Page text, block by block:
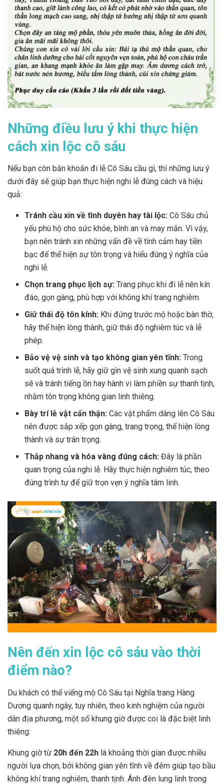
Những điều lưu ý khi thực hiện
cách xin lộc cô sáu
Nếu bạn còn băn khoăn đi lễ Cô Sáu cầu gì, thì những lưu ý
dưới đây sẽ giúp bạn thực hiện nghi lễ đúng cách và hiệu
quả:
Tránh cầu xin về tình duyên hay tài lộc: Cô Sáu chủ
yếu phù hộ cho sức khỏe, bình an và may mắn. Vì vậy,
bạn nên tránh xin những vấn đề về tình cảm hay tiền
bạc để thể hiện sự tôn trọng và hiểu đúng ý nghĩa của
nghi lễ.
Chọn trang phục lịch sự:Trang phục khi đi lễ nên kín
đáo, gọn gàng, phù hợp với không khí trang nghiêm.
Giữ thái độ tôn kính: Khi đứng trước mộ hoặc bàn thờ,
hãy thể hiện lòng thành, giữ thái độ nghiêm túc và lễ
phép.
Bảo vệ vệ sinh và tạo không gian yên tĩnh:Trong
suốt quá trình lễ, hãy giữ gìn vệ sinh xung quanh sạch
sẽ và tránh tiếng ồn hay hành vi làm phiền sự thanh tịnh,
nhằm tôn trọng không gian linh thiêng.
Bày trí lễ vật cẩn thận:Các vật phẩm dâng lên Cô Sáu
nên được sắp xếp gọn gàng, trang trọng, thể hiện lòng
thành và sự trân trọng.
Thắp nhang và hóa vàng đúng cách: Đây là phần
quan trọng của nghi lễ. Hãy thực hiện nghiêm túc, theo
đúng trình tự để giữ trọn vẹn ý nghĩa tâm linh.
Nên đến xin lộc cô sáu vào thời
điểm nào?
Du khách có thể viếng mộ Cô Sáu tại Nghĩa trang Hàng
Dương quanh ngày, tuy nhiên, theo kinh nghiệm của người
dân địa phương, một số khung giờ được coi là đặc biệt linh
thiêng:
Khung giờ từ 20h đến 22h là khoảng thời gian được nhiều
người lựa chọn, bởi không gian yên tĩnh về đêm giúp tạo bầu
không khí trang nghiêm, thanh tịnh. Ánh đèn lung linh trong